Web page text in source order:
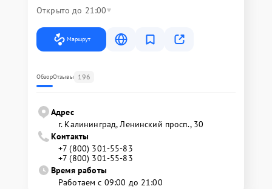
Открыто до 21:00
Маршрут
ОбзорОтзывы 196
Адрес
г. Калининград, Ленинский просп., 30
Контакты
+7 (800) 301-55-83
+7 (800) 301-55-83
Время работы
Работаем с 09:00 до 21:00